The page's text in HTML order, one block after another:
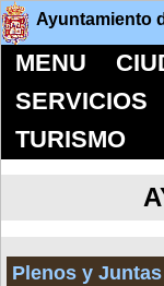
Ayuntamiento
MENU
SERVICIOS
TURISMO
Plenos y